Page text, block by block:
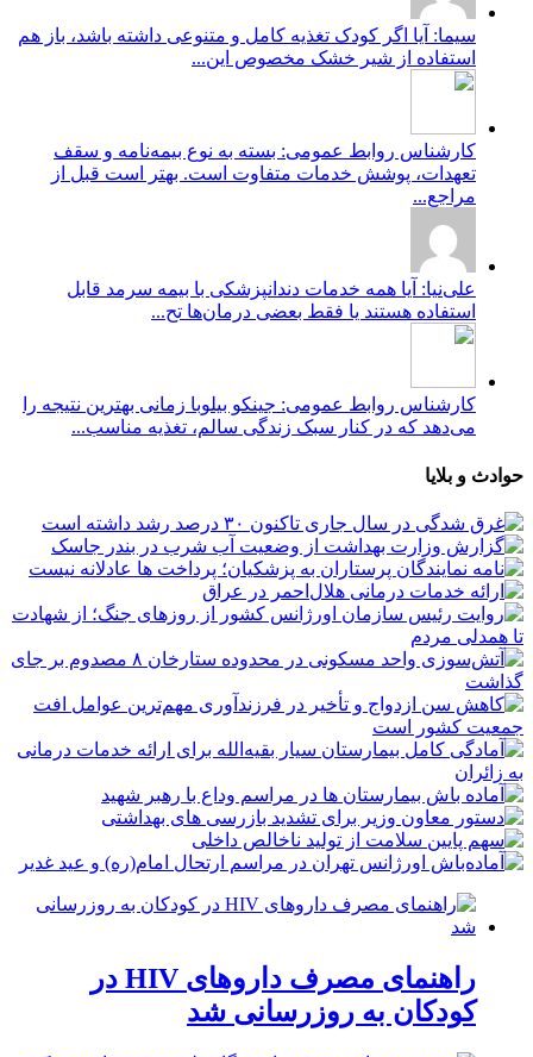
سیما: آیا اگر کودک تغذیه کامل و متنوعی داشته باشد، باز هم
استفاده از شیر خشک مخصوص این...
کارشناس روابط عمومی: بسته به نوع بیمه‌نامه و سقف
تعهدات، پوشش خدمات متفاوت است. بهتر است قبل از
مراجع...
علی‌نیا: آیا همه خدمات دندانپزشکی با بیمه سرمد قابل
استفاده هستند یا فقط بعضی درمان‌ها تح...
کارشناس روابط عمومی: جینکو بیلوبا زمانی بهترین نتیجه را
می‌دهد که در کنار سبک زندگی سالم، تغذیه مناسب...
حوادث و بلایا
راهنمای مصرف داروهای HIV در
کودکان به روزرسانی شد